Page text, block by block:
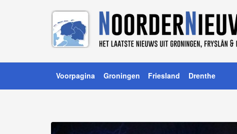
Voorpagina Groningen Friesland Drenthe